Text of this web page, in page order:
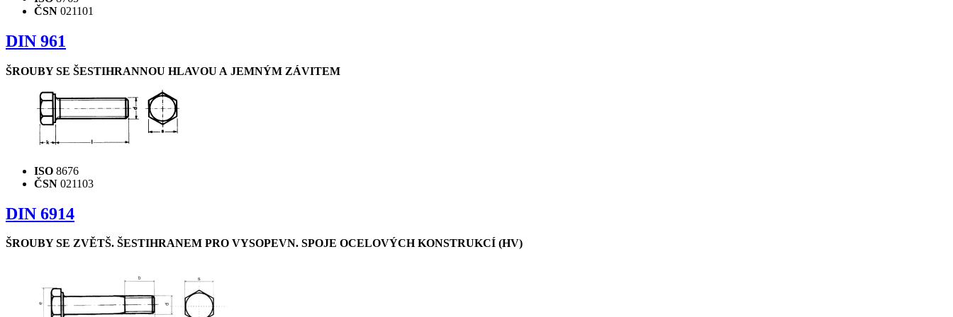
ČSN 021101
DIN 961
ŠROUBY SE ŠESTIHRANNOU HLAVOU A JEMNÝM ZÁVITEM
ISO 8676
ČSN 021103
DIN 6914
ŠROUBY SE ZVĚTŠ. ŠESTIHRANEM PRO VYSOPEVN. SPOJE OCELOVÝCH KONSTRUKCÍ (HV)